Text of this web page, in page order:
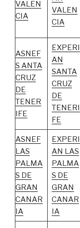
VALEN
CIA
VALEN
CIA
ASNEF
S ANTA
CRUZ
DE
TENER
IFE
EXPERI
AN
SANTA
CRUZ
DE
TENERI
FE
ASNEF
LAS
PALMA
S DE
GRAN
CANAR
IA
EXPERI
AN LAS
PALMA
S DE
GRAN
CANAR
IA